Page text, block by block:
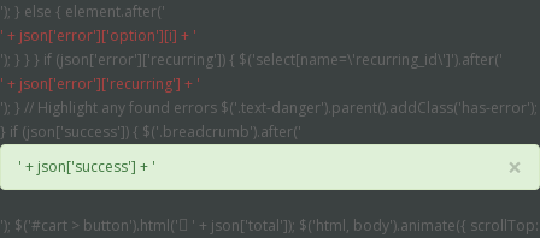
'); } else { element.after('
' + json['error']['option'][i] + '
'); } } } if (json['error']['recurring']) { $('select[name=\'recurring_id\']').after('
' + json['error']['recurring'] + '
'); } // Highlight any found errors $('.text-danger').parent().addClass('has-error');
} if (json['success']) { $('.breadcrumb').after('
' + json['success'] + '
×
'); $('#cart > button').html('
' + json['total']); $('html, body').animate({ scrollTop: